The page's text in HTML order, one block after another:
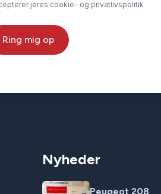
jeres cookie- og privatlivspolitik
Ring mig op
Nyheder
Peugeot 208